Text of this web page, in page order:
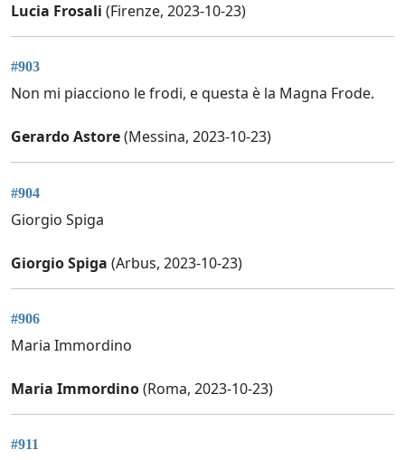
Lucia Frosali (Firenze, 2023-10-23)
#903
Non mi piacciono le frodi, e questa è la Magna Frode.
Gerardo Astore(Messina, 2023-10-23)
#904
Giorgio Spiga
Giorgio Spiga (Arbus, 2023-10-23)
#906
Maria Immordino
Maria Immordino(Roma, 2023-10-23)
#911